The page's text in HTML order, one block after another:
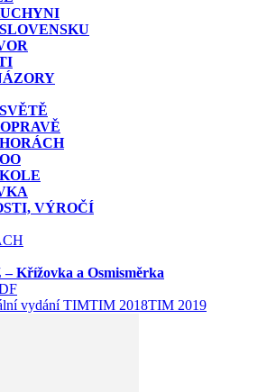
VÝROČÍ
Křížovka a Osmisměrka
vydání TIMTIM 2018TIM 2019